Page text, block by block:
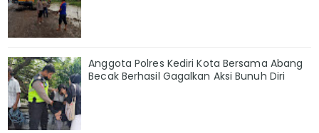
Anggota Polres Kediri Kota Bersama Abang
Becak Berhasil Gagalkan Aksi Bunuh Diri